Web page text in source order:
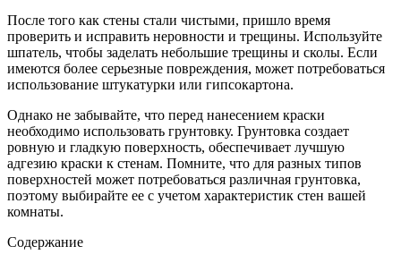
После того как стены стали чистыми, пришло время
проверить и исправить неровности и трещины. Используйте
шпатель, чтобы заделать небольшие трещины и сколы. Если
имеются более серьезные повреждения, может потребоваться
использование штукатурки или гипсокартона.
Однако не забывайте, что перед нанесением краски
необходимо использовать грунтовку. Грунтовка создает
ровную и гладкую поверхность, обеспечивает лучшую
адгезию краски к стенам. Помните, что для разных типов
поверхностей может потребоваться различная грунтовка,
поэтому выбирайте ее с учетом характеристик стен вашей
комнаты.
Содержание